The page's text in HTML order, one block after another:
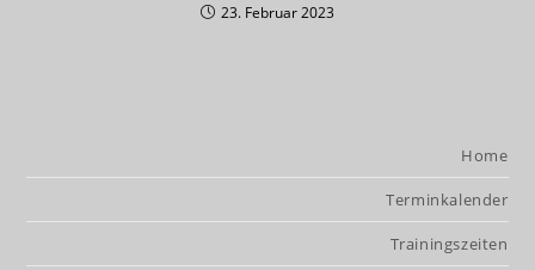
23. Februar 2023
Home
Terminkalender
Trainingszeiten